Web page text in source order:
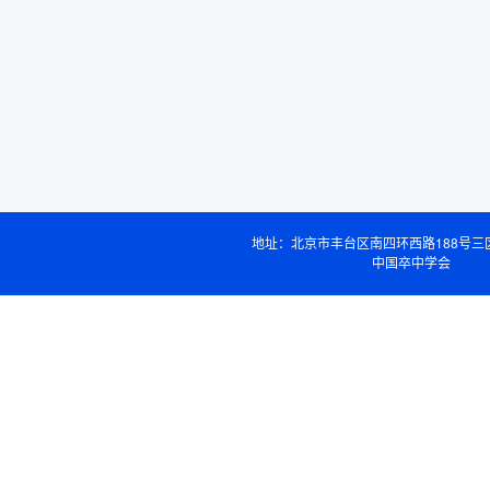
地址：北京市丰台区南四环西路188号三
中国卒中学会